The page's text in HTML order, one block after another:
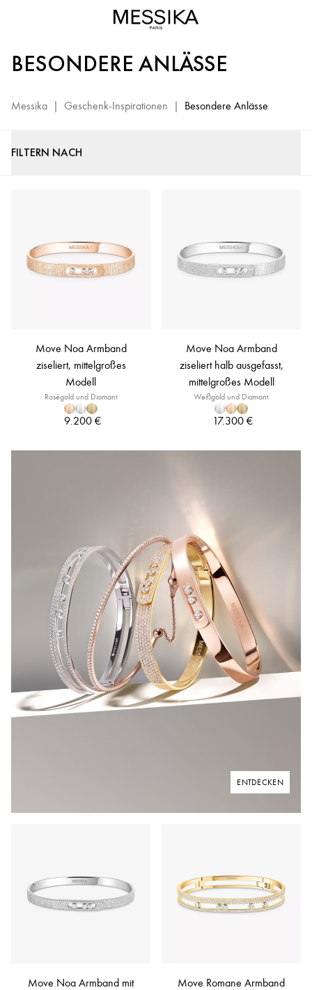
Luxusgeschenke
vonBESONDERE ANLÄSSE
Messika | Geschenk-Inspirationen | Besondere Anlässe
FILTERN NACH
Move Noa Armband
ziseliert, mittelgroßes
Modell
Roségold und Diamant
9.200 €
Move Noa Armband
ziseliert halb ausgefasst,
mittelgroßes Modell
Weißgold und Diamant
17.300 €
ENTDECKEN
Move Noa Armband mit
Move Romane Armband